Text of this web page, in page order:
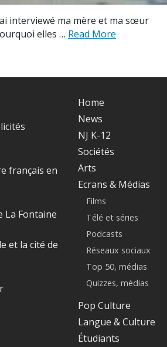
interviewé ma mère et ma sœur
elles … Read More
français en
La Fontaine
et la cité de
Home
News
NJ K-12
Sociétés
Arts
Ecrans & Médias
Films
Télé et séries
Podcasts
Réseaux sociaux
Top 50, médias
Quizzes, médias
Pop Culture
Langue & Culture
Étudiants